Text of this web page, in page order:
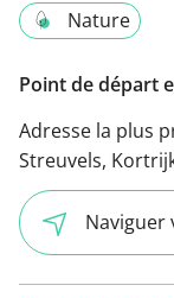
Nature
Point de départ
Adresse la plus
Streuvels,
Naviguer